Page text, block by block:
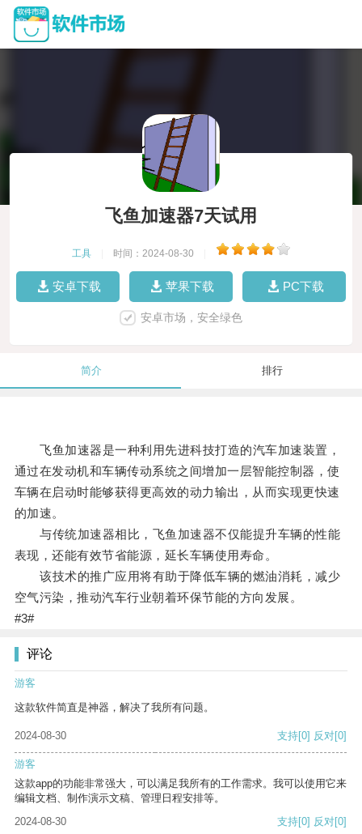
飞鱼加速器7天试用
工具 时间：2024-08-30
安卓下载 苹果下载 PC下载
安卓市场，安全绿色
简介 排行
飞鱼加速器是一种利用先进科技打造的汽车加速装置，
通过在发动机和车辆传动系统之间增加一层智能控制器，使
车辆在启动时能够获得更高效的动力输出，从而实现更快速
的加速。
与传统加速器相比，飞鱼加速器不仅能提升车辆的性能
表现，还能有效节省能源，延长车辆使用寿命。
该技术的推广应用将有助于降低车辆的燃油消耗，减少
空气污染，推动汽车行业朝着环保节能的方向发展。
#3#
评论
游客
这款软件简直是神器，解决了我所有问题。
2024-08-30 支持[0] 反对[0]
游客
这款app的功能非常强大，可以满足我所有的工作需求。我可以使用它来
编辑文档、制作演示文稿、管理日程安排等。
2024-08-30
支持[0] 反对[0]